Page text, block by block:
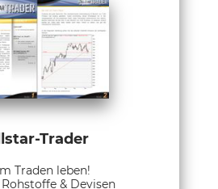
Trader
Traden leben!
& Devisen